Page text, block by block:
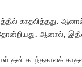
காதலித்தது.
தோன்றியது. ஆனால்,
கடந்தகாலக்